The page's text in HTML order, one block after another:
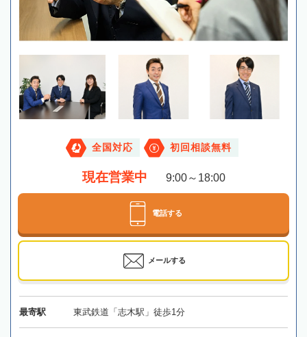
全国対応 初回相談無料
現在営業中 9:00～18:00
電話する
メールする
最寄駅 東武鉄道「志木駅」徒歩1分